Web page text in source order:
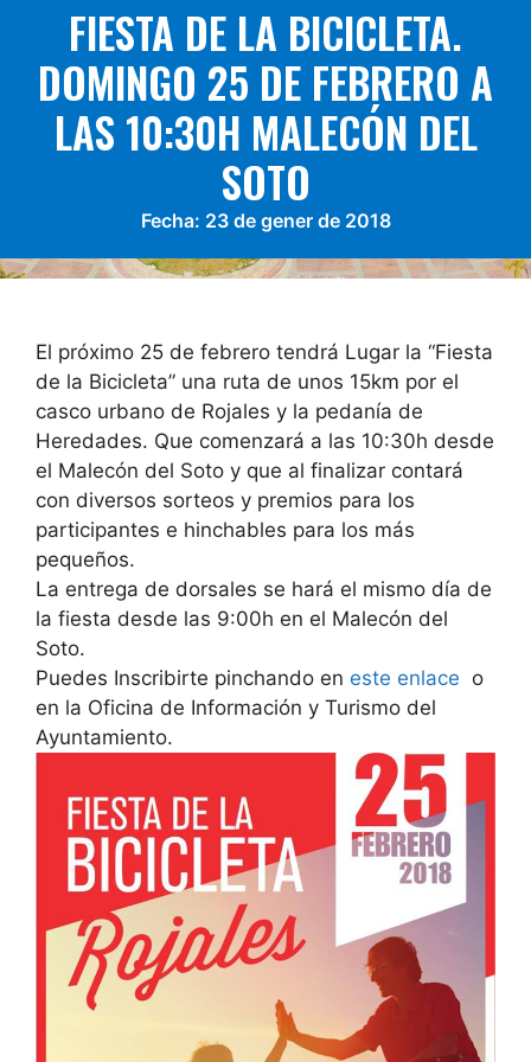
FIESTA DE LA BICICLETA.
DOMINGO 25 DE FEBRERO A
LAS 10:30H MALECÓN DEL
SOTO
Fecha: 23 de gener de 2018
El próximo 25 de febrero tendrá Lugar la “Fiesta
de la Bicicleta” una ruta de unos 15km por el
casco urbano de Rojales y la pedanía de
Heredades. Que comenzará a las 10:30h desde
el Malecón del Soto y que al finalizar contará
con diversos sorteos y premios para los
participantes e hinchables para los más
pequeños.
La entrega de dorsales se hará el mismo día de
la fiesta desde las 9:00h en el Malecón del
Soto.
Puedes Inscribirte pinchando en este enlace o
en la Oficina de Información y Turismo del
Ayuntamiento.